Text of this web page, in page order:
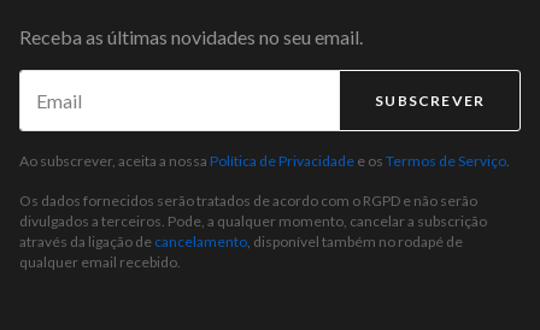
Receba as últimas novidades no seu email.
SUBSCREVER
Ao subscrever, aceita a nossa Política de Privacidade e os Termos de Serviço
Os dados fornecidos serão tratados de acordo com o RGPD e não serão
divulgados a terceiros. Pode, a qualquer momento, cancelar a subscrição
através da ligação de cancelamento , disponível também no rodapé de
qualquer email recebido.